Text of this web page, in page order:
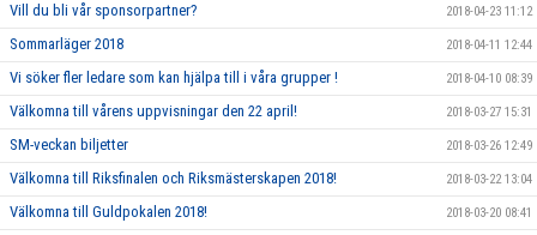
Vill du bli vår sponsorpartner? 2018-04-23 11:12
Sommarläger 2018 2018-04-11 12:44
Vi söker fler ledare som kan hjälpa till i våra grupper ! 2018-04-10 08:39
Välkomna till vårens uppvisningar den 22 april! 2018-03-27 15:31
SM-veckan biljetter 2018-03-26 12:49
Välkomna till Riksfinalen och Riksmästerskapen 2018! 2018-03-22 13:04
Välkomna till Guldpokalen 2018! 2018-03-20 08:41